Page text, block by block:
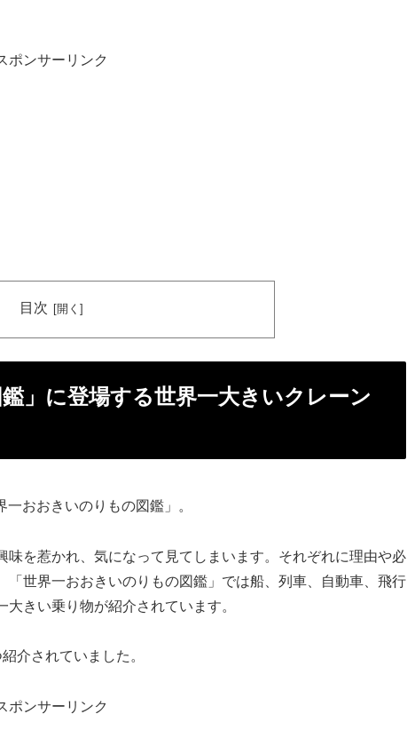
ポンサーリンク
目次
」に登場する世界一大きいクレーン
おおきいのりもの図鑑」。
を惹かれ、気になって見てしまいます。それぞれに理由や必
世界一おおきいのりもの図鑑」では船、列車、自動車、飛行
きい乗り物が紹介されています。
介されていました。
ポンサーリンク